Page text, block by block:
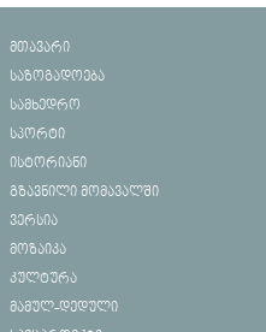
მთავარი
საზოგადოება
სამხედრო
სპორტი
ისტორიანი
გზავნილი მომავალში
ვერსია
მოზაიკა
კულტურა
მამულ-დედული